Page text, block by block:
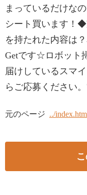
まっているだけな
シート買います！
を持たれた内容は
Getです☆ロボット
届けしているスマ
らご応募ください
元のページ ../